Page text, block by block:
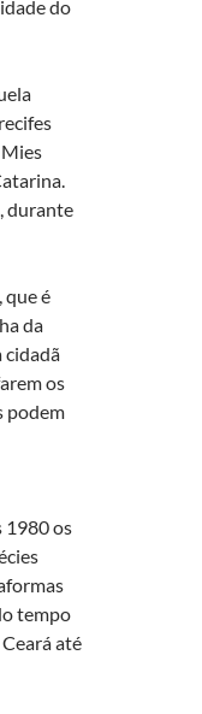
do
durante
que é
da
cidadã
os
podem
1980 os
tempo
até